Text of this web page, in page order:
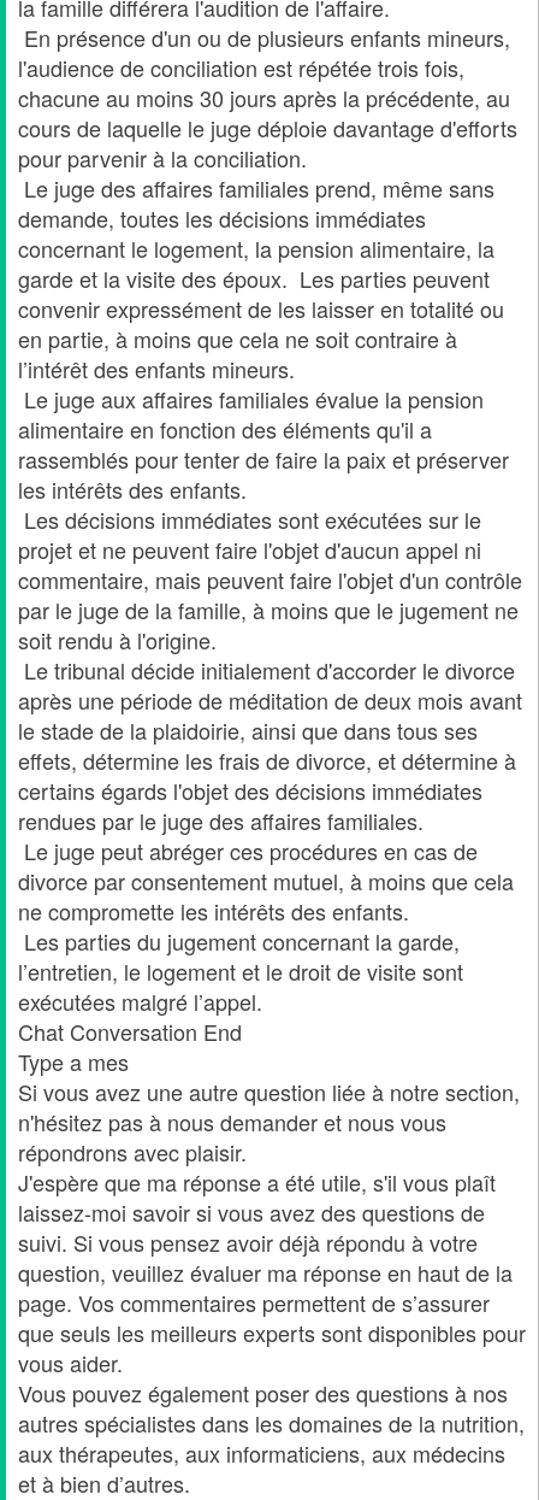
la famille différera l'audition de l'affaire.
En présence d'un ou de plusieurs enfants mineurs,
l'audience de conciliation est répétée trois fois,
chacune au moins 30 jours après la précédente, au
cours de laquelle le juge déploie davantage d'efforts
pour parvenir à la conciliation.
Le juge des affaires familiales prend, même sans
demande, toutes les décisions immédiates
concernant le logement, la pension alimentaire, la
garde et la visite des époux. Les parties peuvent
convenir expressément de les laisser en totalité ou
en partie, à moins que cela ne soit contraire à
l’intérêt des enfants mineurs.
Le juge aux affaires familiales évalue la pension
alimentaire en fonction des éléments qu'il a
rassemblés pour tenter de faire la paix et préserver
les intérêts des enfants.
Les décisions immédiates sont exécutées sur le
projet et ne peuvent faire l'objet d'aucun appel ni
commentaire, mais peuvent faire l'objet d'un contrôle
par le juge de la famille, à moins que le jugement ne
soit rendu à l'origine.
Le tribunal décide initialement d'accorder le divorce
après une période de méditation de deux mois avant
le stade de la plaidoirie, ainsi que dans tous ses
effets, détermine les frais de divorce, et détermine à
certains égards l'objet des décisions immédiates
rendues par le juge des affaires familiales.
Le juge peut abréger ces procédures en cas de
divorce par consentement mutuel, à moins que cela
ne compromette les intérêts des enfants.
Les parties du jugement concernant la garde,
l’entretien, le logement et le droit de visite sont
exécutées malgré l’appel.
Chat Conversation End
Type a mes
Si vous avez une autre question liée à notre section,
n'hésitez pas à nous demander et nous vous
répondrons avec plaisir.
J'espère que ma réponse a été utile, s'il vous plaît
laissez-moi savoir si vous avez des questions de
suivi. Si vous pensez avoir déjà répondu à votre
question, veuillez évaluer ma réponse en haut de la
page. Vos commentaires permettent de s’assurer
que seuls les meilleurs experts sont disponibles pour
vous aider.
Vous pouvez également poser des questions à nos
autres spécialistes dans les domaines de la nutrition,
aux thérapeutes, aux informaticiens, aux médecins
et à bien d’autres.